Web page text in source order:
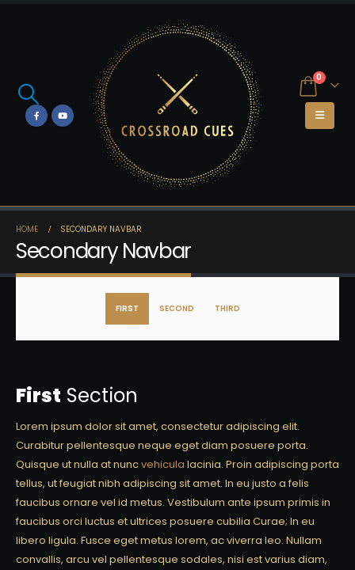
0
HOME SECONDARY NAVBAR
Secondary Navbar
FIRST SECOND THIRD
First Section
Lorem ipsum dolor sit amet, consectetur adipiscing elit.
Curabitur pellentesque neque eget diam posuere porta.
Quisque ut nulla at nuncvehicula lacinia. Proin adipiscing porta
tellus, ut feugiat nibh adipiscing sit amet. In eu justo a felis
faucibus ornare vel id metus. Vestibulum ante ipsum primis in
faucibus orci luctus et ultrices posuere cubilia Curae; In eu
libero ligula. Fusce eget metus lorem, ac viverra leo. Nullam
convallis, arcu vel pellentesque sodales, nisi est varius diam,